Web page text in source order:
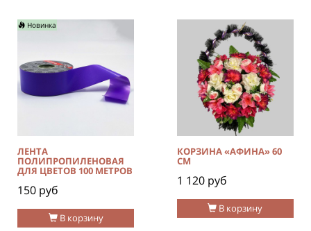
Новинка
В корзину
ЛЕНТА
ПОЛИПРОПИЛЕНОВАЯ
ДЛЯ ЦВЕТОВ 100 МЕТРОВ
150 руб
В корзину
КОРЗИНА «АФИНА» 60
СМ
1 120 руб